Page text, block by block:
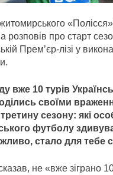
розповів про старт
Прем’єр-лізі у
вже 10 турів
своїми
сезону: які
футболу
стало для тебе
не «вже зіграно